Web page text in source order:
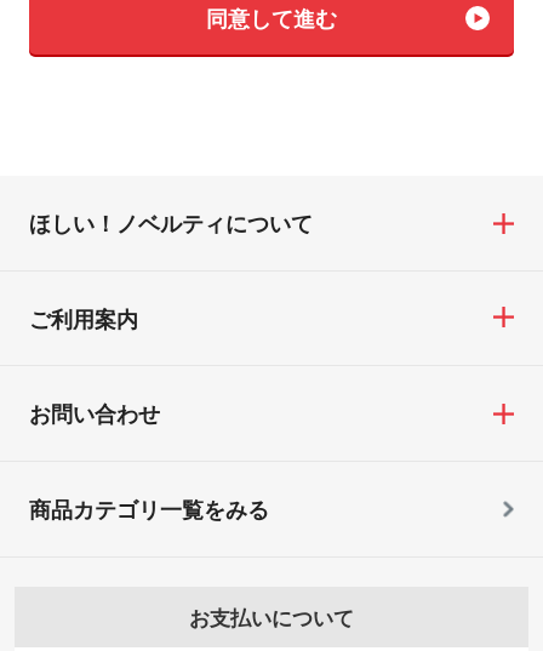
同意して進む
ほしい！ノベルティについて
ご利用案内
お問い合わせ
お支払いについて
商品カテゴリ一覧をみる